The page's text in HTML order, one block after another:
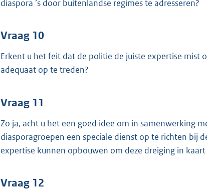
diaspora ’s door buitenlandse regimes te adresseren?
Vraag 10
Erkent u het feit dat de politie de juiste expertise mist
adequaat op te treden?
Vraag 11
Zo ja, acht u het een goed idee om in samenwerking
diasporagroepen een speciale dienst op te richten bij
expertise kunnen opbouwen om deze dreiging in
Vraag 12